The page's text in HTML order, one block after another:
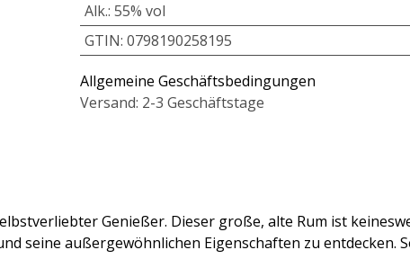
Alk.: 55% vol
GTIN: 0798190258195
Allgemeine Geschäftsbedingungen
Versand: 2-3 Geschäftstage
Genießer. Dieser große, alte Rum ist
seine außergewöhnlichen Eigenschaften zu entdecken.